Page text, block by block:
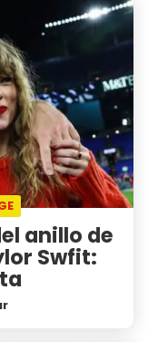
anillo de
Swfit: